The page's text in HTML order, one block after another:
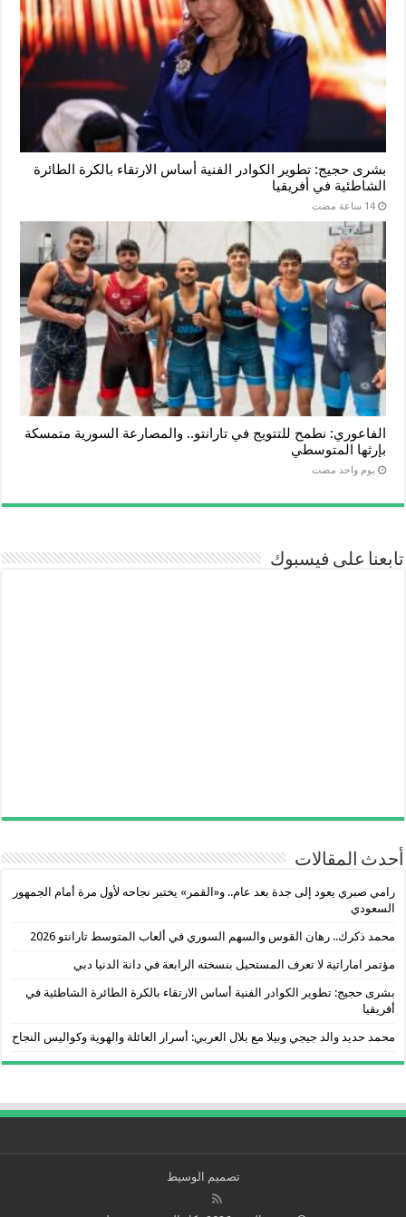
بشرى حجيج: تطوير الكوادر الفنية أساس الارتقاء بالكرة الطائرة
الشاطئية في أفريقيا
‏14 ساعة مضت
الفاعوري: نطمح للتتويج في تارانتو.. والمصارعة السورية متمسكة
بإرثها المتوسطي
‏يوم واحد مضت
تابعنا على فيسبوك
أحدث المقالات
رامي صبري يعود إلى جدة بعد عام.. و«القمر» يختبر نجاحه لأول مرة أمام الجمهور
السعودي
محمد ذكرك.. رهان القوس والسهم السوري في ألعاب المتوسط تارانتو 2026
مؤتمر اماراتية لا تعرف المستحيل بنسخته الرابعة في دانة الدنيا دبي
بشرى حجيج: تطوير الكوادر الفنية أساس الارتقاء بالكرة الطائرة الشاطئية في
أفريقيا
محمد حديد والد جيجي وبيلا مع بلال العربي: أسرار العائلة والهوية وكواليس النجاح
تصميم الوسيط